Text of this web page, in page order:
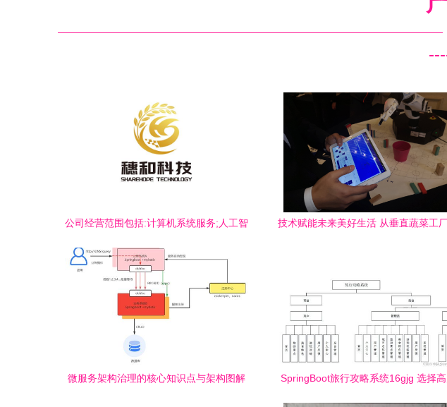
公司经营范围包括:计算机系统服务;人工智
技术赋能未来美好生活 从垂直蔬菜工
微服务架构治理的核心知识点与架构图解
SpringBoot旅行攻略系统16gjg 选择